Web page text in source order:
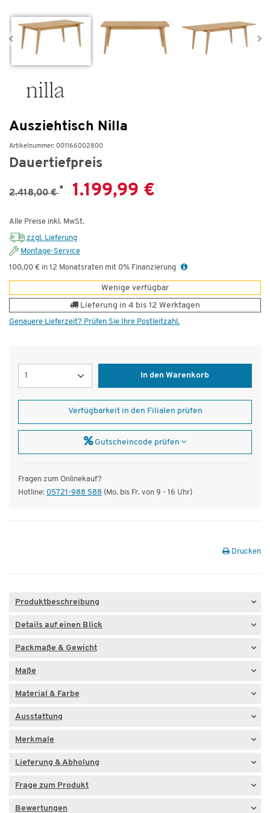
Ausziehtisch Nilla
Artikelnummer: 001166002800
Dauertiefpreis
2.418,00 €* 1.199,99 €
Alle Preise inkl. MwSt.
zzgl. Lieferung
Montage-Service
100,00 € in 12 Monatsraten mit 0% Finanzierung
Wenige verfügbar
Lieferung in 4 bis 12 Werktagen
Genauere Lieferzeit? Prüfen Sie Ihre Postleitzahl.
In den Warenkorb
Verfügbarkeit in den Filialen prüfen
Gutscheincode prüfen
Fragen zum Onlinekauf?
Hotline: 05721-988 588 (Mo. bis Fr. von 9 - 16 Uhr)
Drucken
Produktbeschreibung
Details auf einen Blick
Packmaße & Gewicht
Maße
Material & Farbe
Ausstattung
Merkmale
Lieferung & Abholung
Frage zum Produkt
Bewertungen